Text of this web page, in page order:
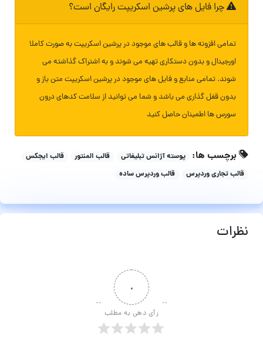
چرا فایل های پرشین اسکریپت رایگان است؟
تمامی افزونه ها و قالب های موجود در پرشین اسکریپت به صورت کاملا
اورجینال و بدون دستکاری تهیه می شوند و به اشتراک گذاشته می
شوند. تمامی منابع و فایل های موجود در پرشین اسکریپت متن باز و
بدون قفل گذاری می باشد و شما می توانید از سلامت کدهای درون
سورس ها اطمینان حاصل کنید
برچسب ها: پوسته آژانس تبلیغاتی قالب المنتور
قالب ایجکس
قالب تجاری وردپرس
قالب وردپرس ساده
نظرات
۰
رأی دهی به مطلب